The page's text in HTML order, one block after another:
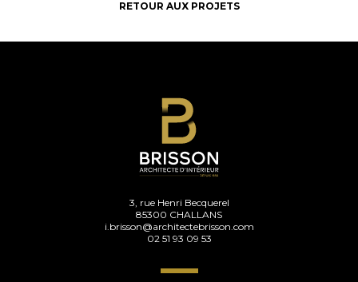
RETOUR AUX PROJETS
3, rue Henri Becquerel
85300 CHALLANS
i.brisson@architectebrisson.com
02 51 93 09 53